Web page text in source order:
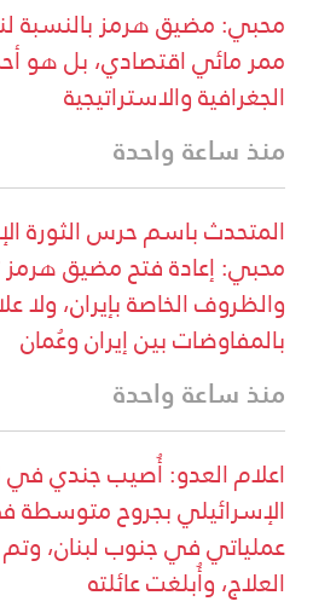
محبي: مضيق هرمز بالنسبة
ممر مائي اقتصادي، بل هو
الجغرافية والاستراتيجية
منذ ساعة واحدة
المتحدث باسم حرس الثورة
محبي: إعادة فتح مضيق هرمز
والظروف الخاصة بإيران، ولا
بالمفاوضات بين إيران وعُمان
منذ ساعة واحدة
اعلام العدو: أُصيب جندي
الإسرائيلي بجروح متوسطة
عملياتي في جنوب لبنان،
العلاج، وأُبلغت عائلته